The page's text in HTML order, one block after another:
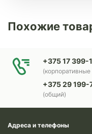
Похожие
+375 17 399-
(корпоративные
+375 29 199-
(общий)
Адреса и телефоны